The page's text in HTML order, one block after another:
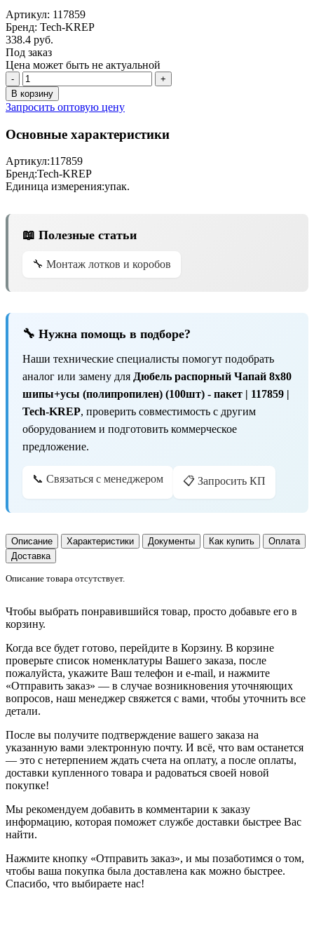
Артикул: 117859
Бренд: Tech-KREP
338.4 руб.
Под заказ
Цена может быть не актуальной
-
+
В корзину
Запросить оптовую цену
Основные характеристики
Артикул:117859
Бренд:Tech-KREP
Единица измерения:упак.
📖 Полезные статьи
🔧 Монтаж лотков и коробов
🔧 Нужна помощь в подборе?
Наши технические специалисты помогут подобрать
аналог или замену для Дюбель распорный Чапай 8х80
шипы+усы (полипропилен) (100шт) - пакет | 117859 |
Tech-KREP, проверить совместимость с другим
оборудованием и подготовить коммерческое
предложение.
📞 Связаться с менеджером 📋 Запросить КП
Описание Характеристики Документы Как купить
Оплата
Доставка
Описание товара отсутствует.
Чтобы выбрать понравившийся товар, просто добавьте его в
корзину.
Когда все будет готово, перейдите в Корзину. В корзине
проверьте список номенклатуры Вашего заказа, после
пожалуйста, укажите Ваш телефон и e-mail, и нажмите
«Отправить заказ» — в случае возникновения уточняющих
вопросов, наш менеджер свяжется с вами, чтобы уточнить все
детали.
После вы получите подтверждение вашего заказа на
указанную вами электронную почту. И всё, что вам останется
— это с нетерпением ждать счета на оплату, а после оплаты,
доставки купленного товара и радоваться своей новой
покупке!
Мы рекомендуем добавить в комментарии к заказу
информацию, которая поможет службе доставки быстрее Вас
найти.
Нажмите кнопку «Отправить заказ», и мы позаботимся о том,
чтобы ваша покупка была доставлена как можно быстрее.
Спасибо, что выбираете нас!